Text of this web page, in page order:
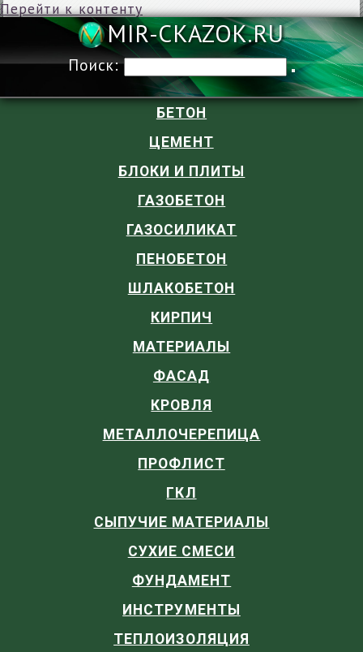
Перейти к контенту
MIR-
Поиск:
БЕТОН
ЦЕМЕНТ
БЛОКИ И ПЛИТЫ
ГАЗОБЕТОН
ГАЗОСИЛИКАТ
ПЕНОБЕТОН
ШЛАКОБЕТОН
КИРПИЧ
МАТЕРИАЛЫ
ФАСАД
КРОВЛЯ
МЕТАЛЛОЧЕРЕПИЦА
ПРОФЛИСТ
ГКЛ
СЫПУЧИЕ МАТЕРИАЛЫ
СУХИЕ СМЕСИ
ФУНДАМЕНТ
ИНСТРУМЕНТЫ
ТЕПЛОИЗОЛЯЦИЯ